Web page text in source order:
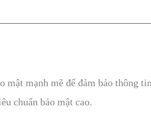
mật mạnh mẽ để đảm bảo thông
chuẩn bảo mật cao.